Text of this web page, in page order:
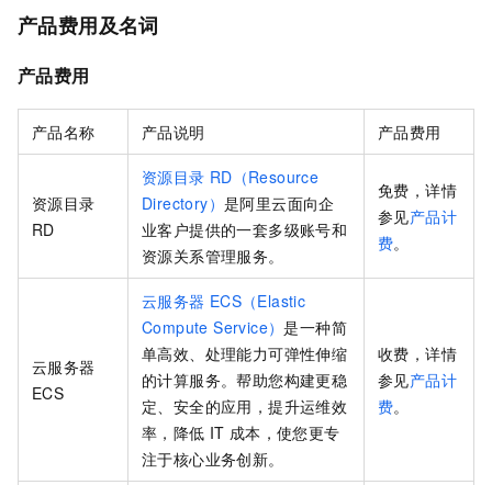
产品费用及名词
产品费用
产品名称 产品说明 产品费用
资源目录
RD
资源目录 RD（Resource
Directory）是阿里云面向企
业客户提供的一套多级账号和
资源关系管理服务。
免费，详情
参见产品计
费。
云服务器
ECS
云服务器 ECS（Elastic
Compute Service）是一种简
单高效、处理能力可弹性伸缩
的计算服务。帮助您构建更稳
定、安全的应用，提升运维效
率，降低 IT 成本，使您更专
注于核心业务创新。
收费，详情
参见产品计
费。